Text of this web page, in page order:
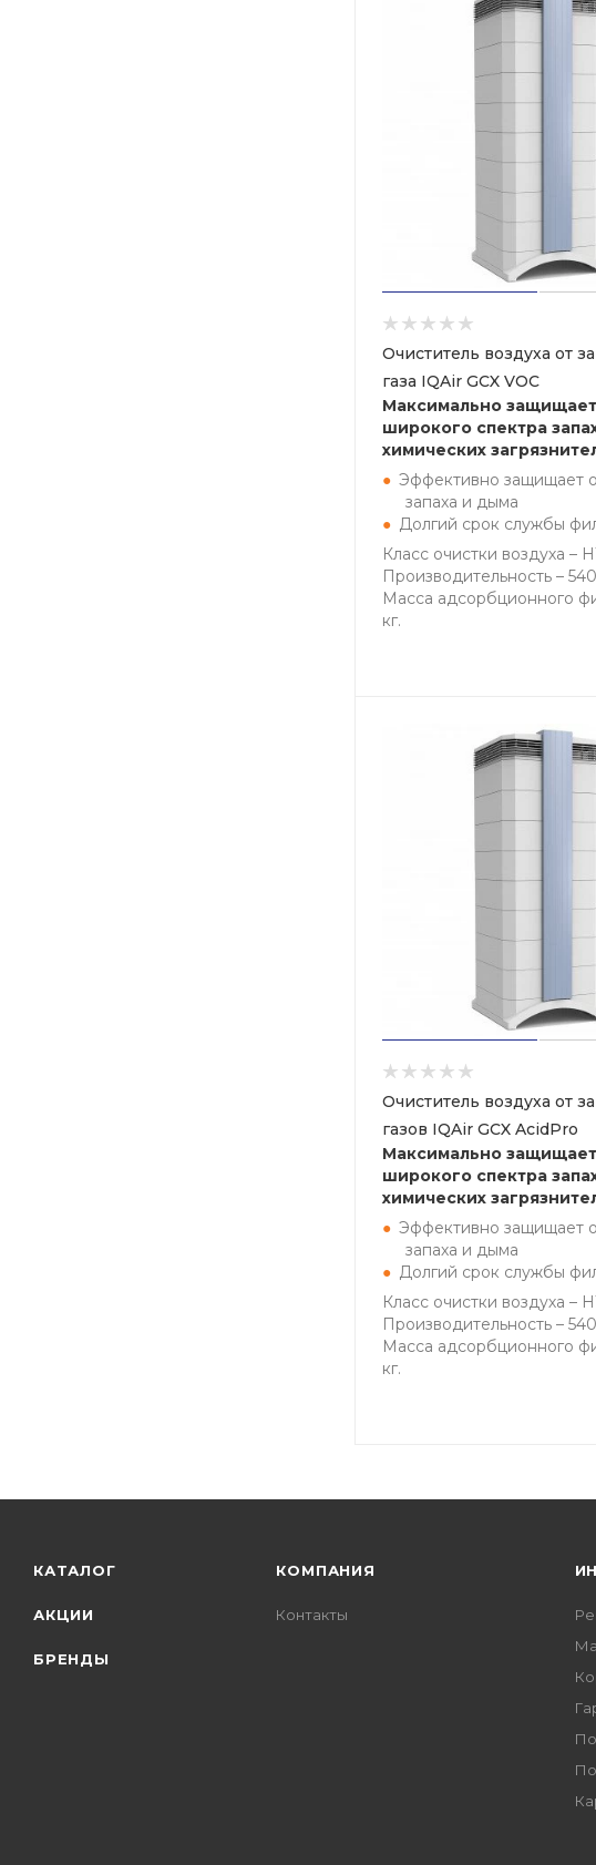
Очиститель воздуха от
газа IQAir GCX VOC
Максимально
широкого спектра
химических
Эффективно защищает
запаха и дыма
Долгий срок службы
Класс очистки воздуха –
Производительность –
Масса адсорбционного
кг.
Очиститель воздуха от
газов IQAir GCX AcidPro
Максимально
широкого спектра
химических
Эффективно защищает
запаха и дыма
Долгий срок службы
Класс очистки воздуха –
Производительность –
Масса адсорбционного
кг.
КАТАЛОГ
АКЦИИ
БРЕНДЫ
КОМПАНИЯ
Контакты